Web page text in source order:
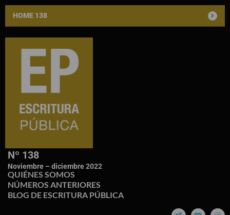
HOME 138
Nº 138
Noviembre – diciembre 2022
QUIÉNES SOMOS
NÚMEROS ANTERIORES
BLOG DE ESCRITURA PÚBLICA